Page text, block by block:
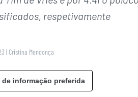
respetivamente
| Cristina Mendonça
informação preferida